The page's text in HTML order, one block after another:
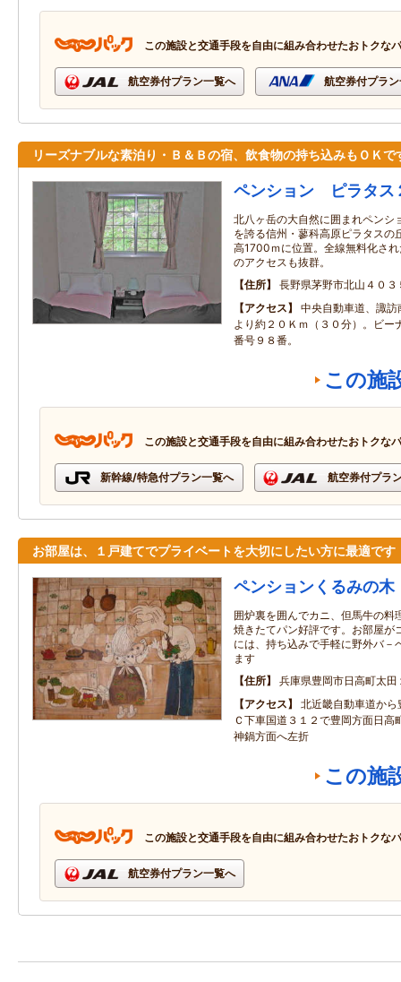
この施設と交通手段を自由に組み合わせたおトクな
航空券付プラン一覧へ 航空券付プラ
リーズナブルな素泊り・Ｂ＆Ｂの宿、飲食物の持ち込みもＯＫで
ペンション ピラタス
北八ヶ岳の大自然に囲まれペンシ
を誇る信州・蓼科高原ピラタスの
高1700ｍに位置。全線無料化さ
のアクセスも抜群。
住所
長野県茅野市北山４０３
アクセス
中央自動車道、諏
より約２０Ｋｍ（３０分）。ビー
番号９８番。
この施
この施設と交通手段を自由に組み合わせたおトクな
新幹線/特急付プラン一覧へ 航空券付プラ
お部屋は、１戸建てでプライベートを大切にしたい方に最適です
ペンションくるみの木
囲炉裏を囲んでカニ、但馬牛の料
焼きたてパン好評です。お部屋が
には、持ち込みで手軽に野外バ－
ます
住所
兵庫県豊岡市日高町太田
アクセス
北近畿自動車道か
Ｃ下車国道３１２で豊岡方面日高
神鍋方面へ左折
この施
この施設と交通手段を自由に組み合わせたおトクな
航空券付プラン一覧へ